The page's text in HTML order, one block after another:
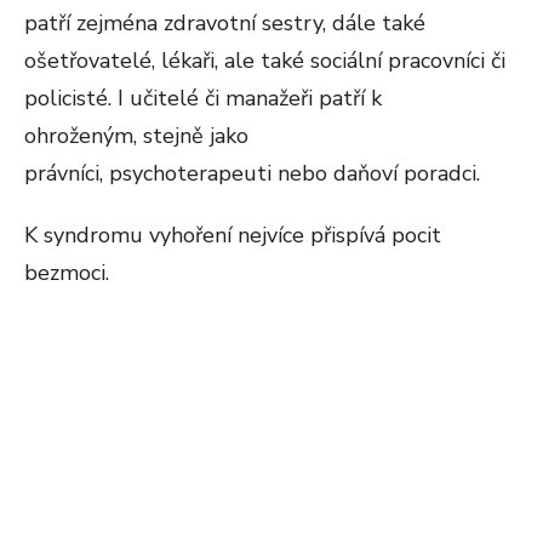
patří zejména zdravotní sestry, dále také
ošetřovatelé, lékaři, ale také sociální pracovníci či
policisté. I učitelé či manažeři patří k
ohroženým, stejně jako
právníci, psychoterapeuti nebo daňoví poradci.
K syndromu vyhoření nejvíce přispívá pocit
bezmoci.